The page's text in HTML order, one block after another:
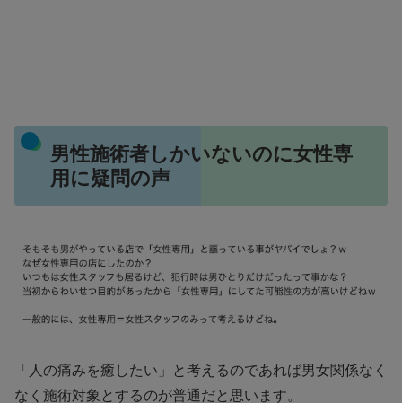
男性施術者しかいないのに女性専
用に疑問の声
「人の痛みを癒したい」と考えるのであれば男女関係なく
なく施術対象とするのが普通だと思います。